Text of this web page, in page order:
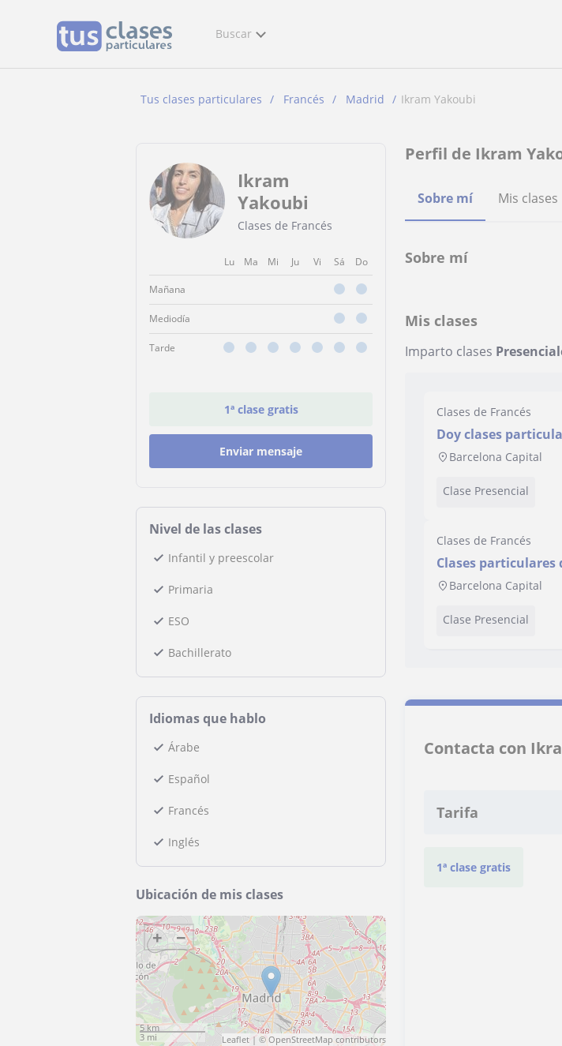
Buscar
Tus clases particulares Francés Madrid Ikram Yakoubi
Ikram
Yakoubi
Clases de Francés
Lu Ma Mi Ju Vi Sá Do
Mañana
Mediodía
Tarde
1ª clase gratis
Enviar mensaje
Nivel de las clases
Infantil y preescolar
Primaria
ESO
Bachillerato
Idiomas que hablo
Árabe
Español
Francés
Inglés
Ubicación de mis clases
+ −
5 km
3 mi
Leaflet | ©OpenStreetMap contributors
Perfil de Ikram
Sobre mí Mis clases
Sobre mí
Mis clases
Imparto clases
Clases de Francés
Doy clases
Barcelona Capital
Clase Presencial
Clases de Francés
Clases particulares
Barcelona Capital
Clase Presencial
Contacta con
Tarifa
1ª clase gratis